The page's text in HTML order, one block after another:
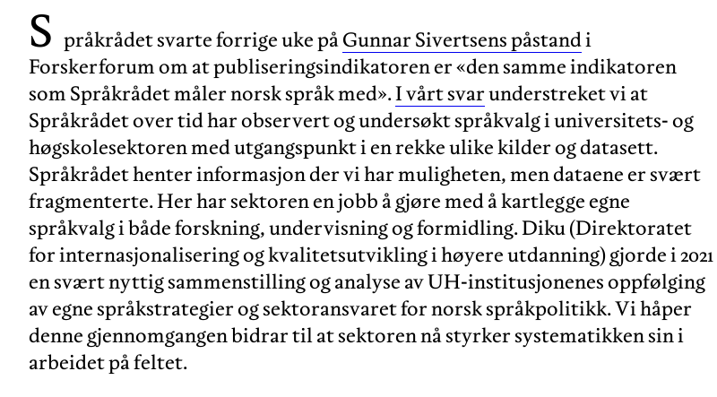
S pråkrådet svarte forrige uke påGunnar Sivertsens påstandi
Forskerforum om at publiseringsindikatoren er «den samme indikatoren
som Språkrådet måler norsk språk med».I vårt svarunderstreket vi at
Språkrådet over tid har observert og undersøkt språkvalg i universitets- og
høgskolesektoren med utgangspunkt i en rekke ulike kilder og datasett.
Språkrådet henter informasjon der vi har muligheten, men dataene er svært
fragmenterte. Her har sektoren en jobb å gjøre med å kartlegge egne
språkvalg i både forskning, undervisning og formidling. Diku (Direktoratet
for internasjonalisering og kvalitetsutvikling i høyere utdanning) gjorde i 2021
en svært nyttig sammenstilling og analyse av UH-institusjonenes oppfølging
av egne språkstrategier og sektoransvaret for norsk språkpolitikk. Vi håper
denne gjennomgangen bidrar til at sektoren nå styrker systematikken sin i
arbeidet på feltet.